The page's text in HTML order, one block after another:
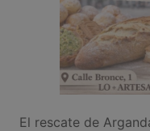
El rescate de